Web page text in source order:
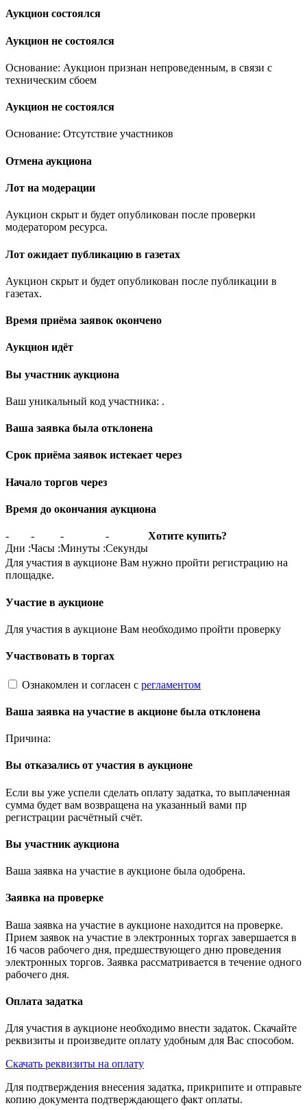
Аукцион состоялся
Аукцион не состоялся
Основание: Аукцион признан непроведенным, в связи с
техническим сбоем
Аукцион не состоялся
Основание: Отсутствие участников
Отмена аукциона
Лот на модерации
Аукцион скрыт и будет опубликован после проверки
модератором ресурса.
Лот ожидает публикацию в газетах
Аукцион скрыт и будет опубликован после публикации в
газетах.
Время приёма заявок окончено
Аукцион идёт
Вы участник аукциона
Ваш уникальный код участника: .
Ваша заявка была отклонена
Срок приёма заявок истекает через
Начало торгов через
Время до окончания аукциона
-
Дни :
-
Часы :
-
Минуты :
-
Секунды
Хотите купить?
Для участия в аукционе Вам нужно пройти регистрацию на
площадке.
Участие в аукционе
Для участия в аукционе Вам необходимо пройти проверку
Участвовать в торгах
Ознакомлен и согласен с регламентом
Ваша заявка на участие в акционе была отклонена
Причина:
Вы отказались от участия в аукционе
Если вы уже успели сделать оплату задатка, то выплаченная
сумма будет вам возвращена на указанный вами пр
регистрации расчётный счёт.
Вы участник аукциона
Ваша заявка на участие в аукционе была одобрена.
Заявка на проверке
Ваша заявка на участие в аукционе находится на проверке.
Прием заявок на участие в электронных торгах завершается в
16 часов рабочего дня, предшествующего дню проведения
электронных торгов. Заявка рассматривается в течение одного
рабочего дня.
Оплата задатка
Для участия в аукционе необходимо внести задаток. Скачайте
реквизиты и произведите оплату удобным для Вас способом.
Скачать реквизиты на оплату
Для подтверждения внесения задатка, прикрипите и отправьте
копию документа подтверждающего факт оплаты.